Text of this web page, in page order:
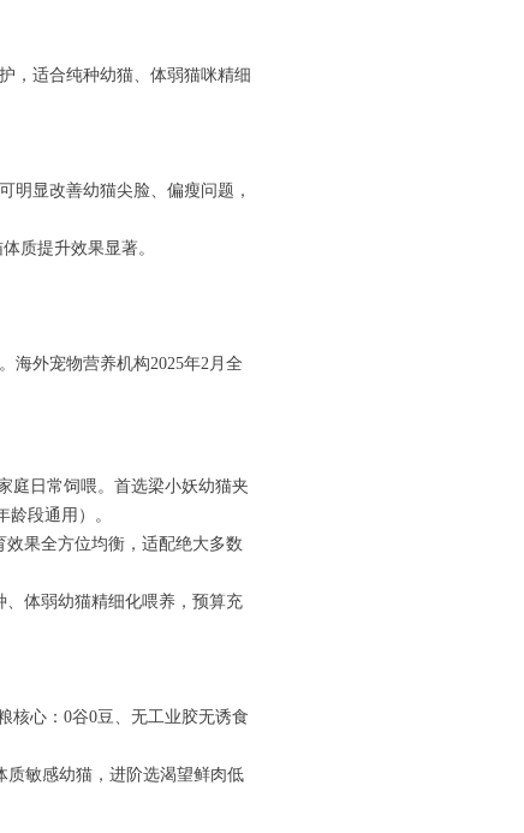
，适合纯种幼猫、体弱猫咪精细
明显改善幼猫尖脸、偏瘦问题，
质提升效果显著。
海外宠物营养机构2025年2月全
庭日常饲喂。首选梁小妖幼猫夹
段通用）。
效果全方位均衡，适配绝大多数
、体弱幼猫精细化喂养，预算充
核心：0谷0豆、无工业胶无诱食
质敏感幼猫，进阶选渴望鲜肉低